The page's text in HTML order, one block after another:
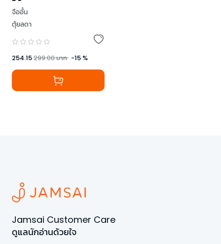
จืออั้น
ตุ้ยลดา
254.15299.00บาท -15 %
Jamsai Customer Care
ดูแลนักอ่านด้วยใจ